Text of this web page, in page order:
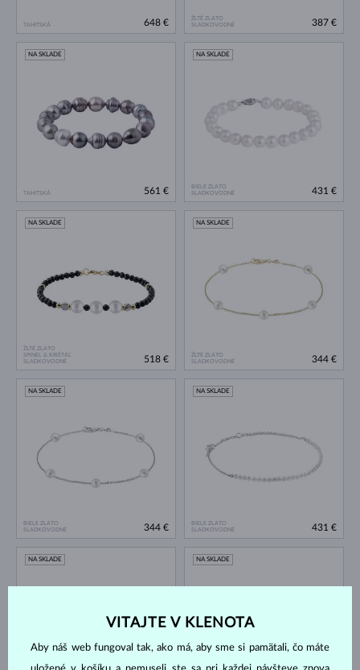
TAHITSKÁ 648 €
ŽLTÉ ZLATO
SLADKOVODNÉ
387 €
TAHITSKÁ
NA SKLADE
561 €
BIELE ZLATO
SLADKOVODNÉ
NA SKLADE
431 €
ŽLTÉ ZLATO
SPINEL & KRIŠTÁĽ
SLADKOVODNÉ
NA SKLADE
518 €
ŽLTÉ ZLATO
SLADKOVODNÉ
NA SKLADE
344 €
BIELE ZLATO
SLADKOVODNÉ
NA SKLADE
344 €
BIELE ZLATO
SLADKOVODNÉ
NA SKLADE
431 €
NA SKLADE NA SKLADE
VITAJTE V KLENOTA
Aby náš web fungoval tak, ako má, aby sme si pamätali, čo máte